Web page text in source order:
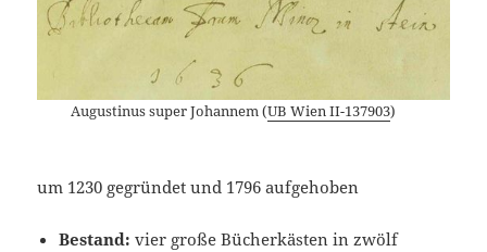
Augustinus super Johannem (UB Wien II-137903)
um 1230 gegründet und 1796 aufgehoben
Bestand: vier große Bücherkästen in zwölf